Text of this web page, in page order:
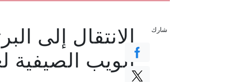
الانتقال إلى
الويب الصيفية لعام
شارك